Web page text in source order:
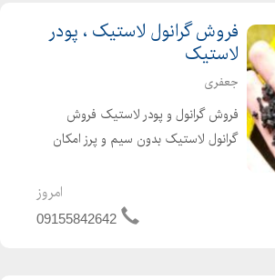
فروش گرانول لاستیک ، پودر
لاستیک
جعفری
فروش گرانول و پودر لاستیک فروش
گرانول لاستیک بدون سیم و پرز امکان
قرارداد و بازدید از کارخانه با شماره فوق در
امروز
09155842642